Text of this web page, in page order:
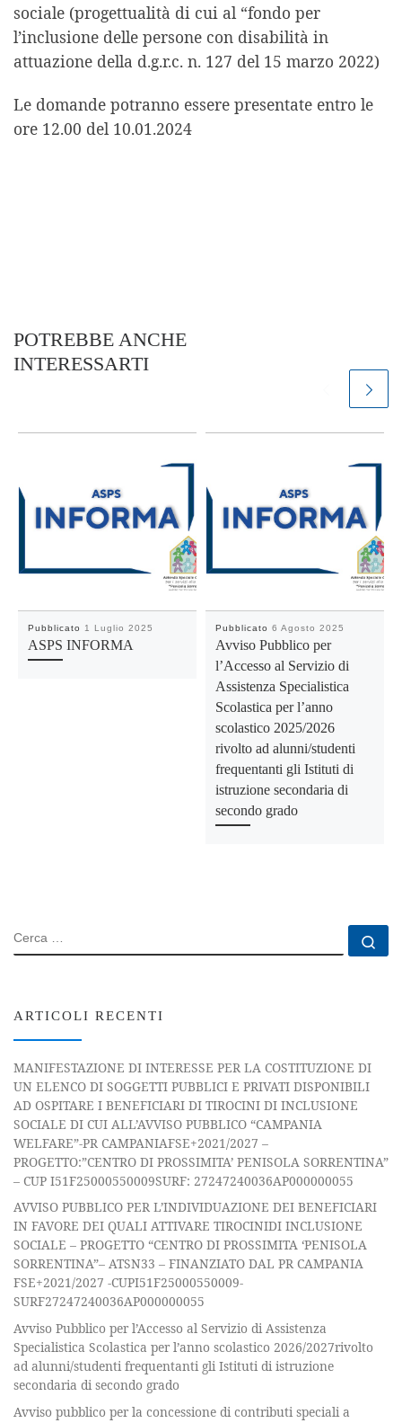
sociale (progettualità di cui al “fondo per
l’inclusione delle persone con disabilità in
attuazione della d.g.r.c. n. 127 del 15 marzo 2022)
Le domande potranno essere presentate entro le
ore 12.00 del 10.01.2024
POTREBBE ANCHE
INTERESSARTI
Pubblicato 1 Luglio 2025
ASPS INFORMA
Pubblicato6 Agosto 2025
Avviso Pubblico per
l’Accesso al Servizio di
Assistenza Specialistica
Scolastica per l’anno
scolastico 2025/2026
rivolto ad alunni/studenti
frequentanti gli Istituti di
istruzione secondaria di
secondo grado
CERCA
ARTICOLI RECENTI
MANIFESTAZIONE DI INTERESSE PER LA COSTITUZIONE DI
UN ELENCO DI SOGGETTI PUBBLICI E PRIVATI DISPONIBILI
AD OSPITARE I BENEFICIARI DI TIROCINI DI INCLUSIONE
SOCIALE DI CUI ALL’AVVISO PUBBLICO “CAMPANIA
WELFARE”-PR CAMPANIAFSE+2021/2027 –
PROGETTO:”CENTRO DI PROSSIMITA’ PENISOLA SORRENTINA”
– CUP I51F25000550009SURF: 27247240036AP000000055
AVVISO PUBBLICO PER L’INDIVIDUAZIONE DEI BENEFICIARI
IN FAVORE DEI QUALI ATTIVARE TIROCINIDI INCLUSIONE
SOCIALE – PROGETTO “CENTRO DI PROSSIMITA ‘PENISOLA
SORRENTINA”– ATSN33 – FINANZIATO DAL PR CAMPANIA
FSE+2021/2027 -CUPI51F25000550009-
SURF27247240036AP000000055
Avviso Pubblico per l’Accesso al Servizio di Assistenza
Specialistica Scolastica per l’anno scolastico 2026/2027rivolto
ad alunni/studenti frequentanti gli Istituti di istruzione
secondaria di secondo grado
Avviso pubblico per la concessione di contributi speciali a